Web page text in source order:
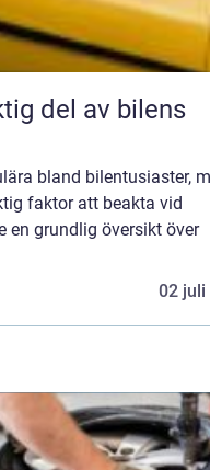
del av bilens
bland bilentusiaster,
faktor att beakta vid
en grundlig översikt över
02 juli